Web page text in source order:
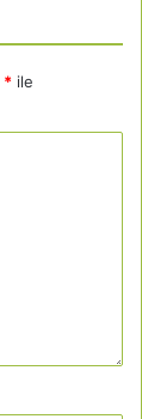
* ile